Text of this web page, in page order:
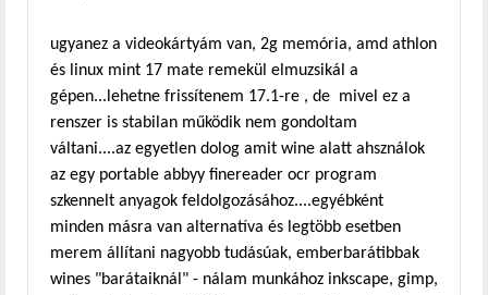
ugyanez a videokártyám van, 2g memória, amd athlon
és linux mint 17 mate remekül elmuzsikál a
gépen...lehetne frissítenem 17.1-re , de mivel ez a
renszer is stabilan működik nem gondoltam
váltani....az egyetlen dolog amit wine alatt ahsználok
az egy portable abbyy finereader ocr program
szkennelt anyagok feldolgozásához....egyébként
minden másra van alternatíva és legtöbb esetben
merem állítani nagyobb tudásúak, emberbarátibbak
wines "barátaiknál" - nálam munkához inkscape, gimp,